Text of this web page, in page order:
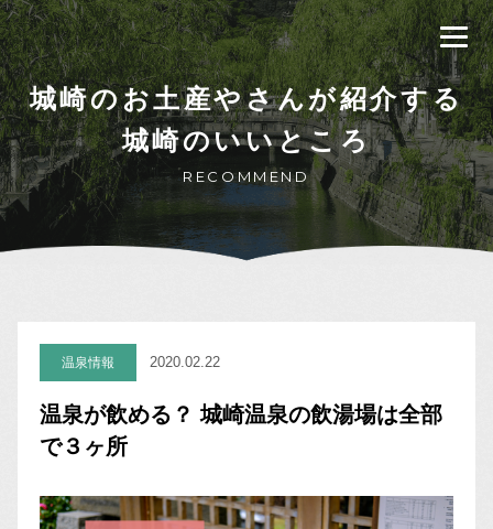
城崎のお土産やさんが紹介する
城崎のいいところ
RECOMMEND
温泉情報 2020.02.22
温泉が飲める？ 城崎温泉の飲湯場は全部
で３ヶ所